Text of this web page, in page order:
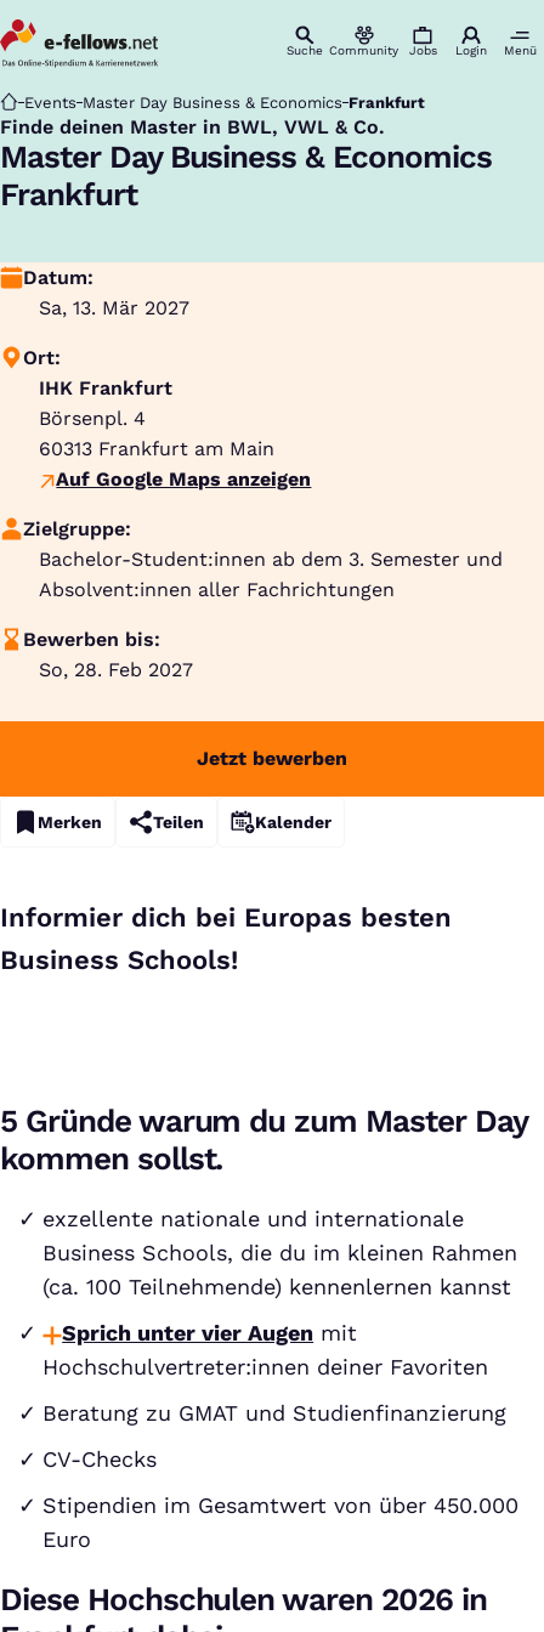
Suche Community Jobs Login Menü
Startseite
Events Master Day Business & Economics Frankfurt
Finde deinen Master in BWL, VWL & Co.
:
Master Day Business & Economics
Frankfurt
Datum:
Sa, 13. Mär 2027
Ort:
IHK Frankfurt
Börsenpl. 4
60313 Frankfurt am Main
Auf Google Maps anzeigen
Zielgruppe:
Bachelor-Student:innen ab dem 3. Semester und
Absolvent:innen aller Fachrichtungen
Bewerben bis:
So, 28. Feb 2027
Jetzt bewerben
Merken Teilen Kalender
Informier dich bei Europas besten
Business Schools!
5 Gründe warum du zum Master Day
kommen sollst.
exzellente nationale und internationale
Business Schools, die du im kleinen Rahmen
(ca. 100 Teilnehmende) kennenlernen kannst
Sprich unter vier Augen mit
Hochschulvertreter:innen deiner Favoriten
Beratung zu GMAT und Studienfinanzierung
CV-Checks
Stipendien im Gesamtwert von über 450.000
Euro
Diese Hochschulen waren 2026 in